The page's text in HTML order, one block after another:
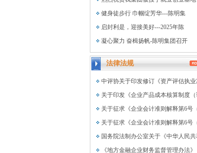
健身徒步行 巾帼绽芳华---陈明集
启封利是，迎接美好---2025年陈
凝心聚力 奋楫扬帆-陈明集团召开
法律法规
中评协关于印发修订《资产评估执业
关于印发《企业产品成本核算制度
关于征求《企业会计准则解释第6号
关于征求《企业会计准则解释第6号
国务院法制办公室关于《中华人民共
《地方金融企业财务监督管理办法》